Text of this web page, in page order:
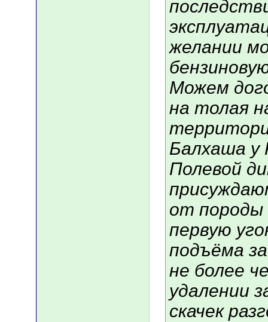
желании
Можем
на толая
Балхаша у
Полевой
от породы
первую
подъёма
не более
удалении
скачек